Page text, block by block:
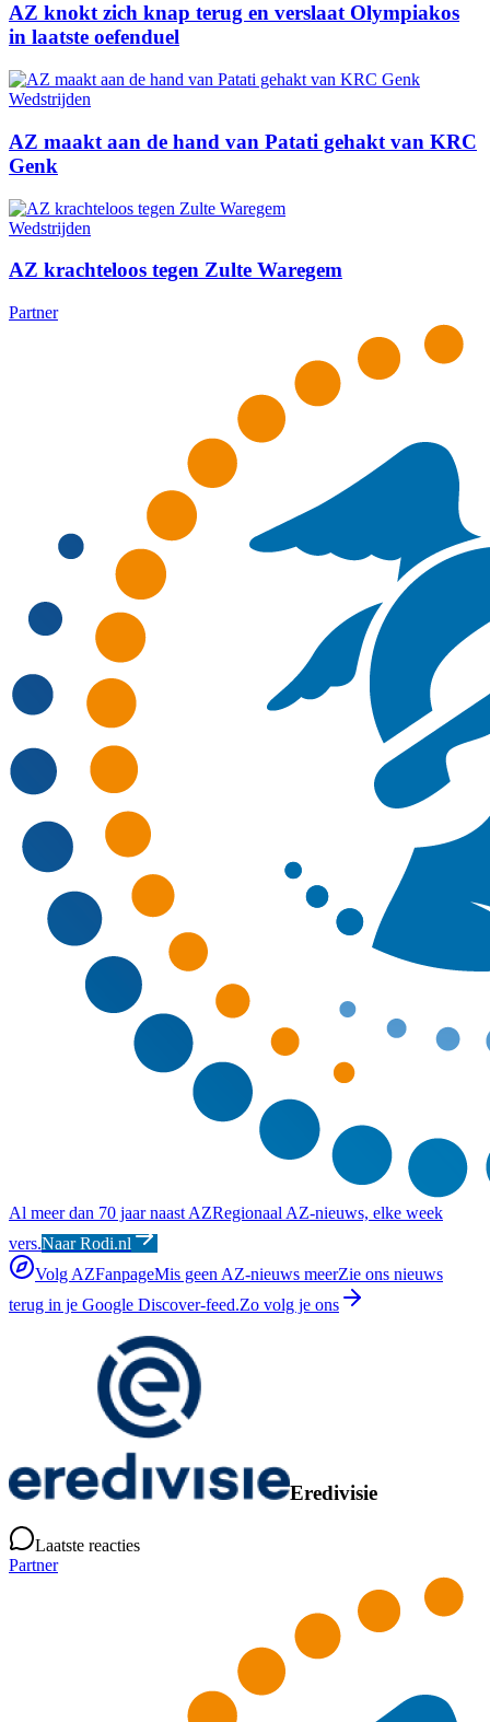
AZ knokt zich knap terug en verslaat Olympiakos
in laatste oefenduel
Wedstrijden
AZ maakt aan de hand van Patati gehakt van KRC
Genk
Wedstrijden
AZ krachteloos tegen Zulte Waregem
Partner
Al meer dan 70 jaar naast AZRegionaal AZ-nieuws, elke week
vers.Naar Rodi.nl
Volg AZFanpageMis geen AZ-nieuws meerZie ons nieuws
terug in je Google Discover-feed.Zo volg je ons
Eredivisie
Laatste reacties
Partner